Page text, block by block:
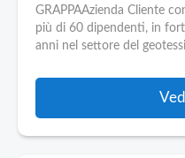
GRAPPAAzienda Cliente
più di 60 dipendenti, in
anni nel settore del